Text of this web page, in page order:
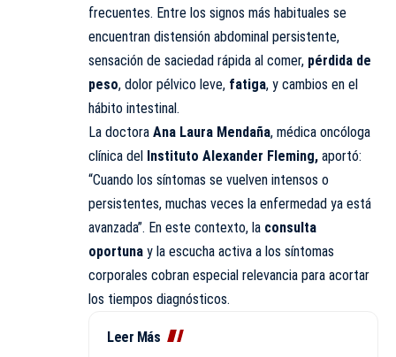
frecuentes. Entre los signos más habituales se
encuentran distensión abdominal persistente,
sensación de saciedad rápida al comer, pérdida de
peso, dolor pélvico leve, fatiga, y cambios en el
hábito intestinal.
La doctora Ana Laura Mendaña, médica oncóloga
clínica del Instituto Alexander Fleming, aportó:
“Cuando los síntomas se vuelven intensos o
persistentes, muchas veces la enfermedad ya está
avanzada”. En este contexto, la consulta
oportuna y la escucha activa a los síntomas
corporales cobran especial relevancia para acortar
los tiempos diagnósticos.
Leer Más